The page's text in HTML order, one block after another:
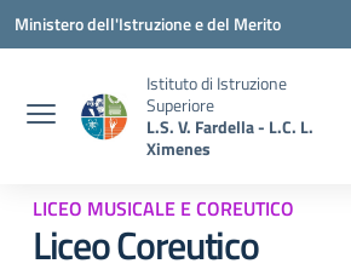
Vai ai contenuti
Vai al menu di navigazione
Vai al footer
Ministero dell'Istruzione e del Merito
Istituto di Istruzione
Superiore
L.S. V. Fardella - L.C. L.
Ximenes
LICEO MUSICALE E COREUTICO
Liceo Coreutico